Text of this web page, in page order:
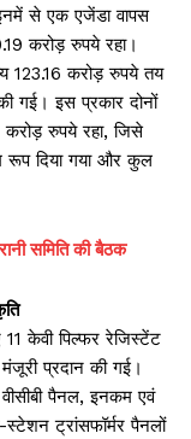
से एक एजेंडा वापस
करोड़ रुपये रहा।
123.16 करोड़ रुपये तय
गई। इस प्रकार दोनों
करोड़ रुपये रहा, जिसे
रूप दिया गया और कुल
समिति की बैठक
11 केवी पिल्फर रेजिस्टेंट
प्रदान की गई।
वीसीबी पैनल, इनकम एवं
ट्रांसफॉर्मर पैनलों